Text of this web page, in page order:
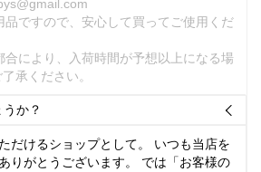
品ですので、安心して買ってご使用くだ
合により、入荷時間が予想以上になる場
承ください。
か？ 
だけるショップとして。 いつも当店を
りがとうございます。 では「お客様の